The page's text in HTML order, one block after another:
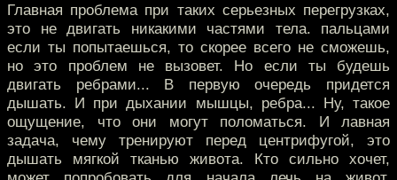
Главная проблема при таких серьезных перегрузках,
это не двигать никакими частями тела. пальцами
если ты попытаешься, то скорее всего не сможешь,
но это проблем не вызовет. Но если ты будешь
двигать ребрами... В первую очередь придется
дышать. И при дыхании мышцы, ребра... Ну, такое
ощущение, что они могут поломаться. И лавная
задача, чему тренируют перед центрифугой, это
дышать мягкой тканью живота. Кто сильно хочет,